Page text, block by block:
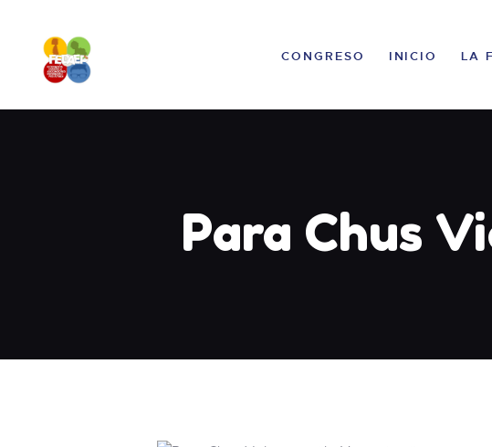
CONGRESO INICIO LA
Para Chus
LA